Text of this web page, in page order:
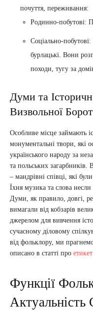
почуття, переживання:
Родинно-побутові:
Соціально-
бурлацькі. Вони
походи, тугу за
Думи та
Визвольної
Особливе місце займають
монументальні твори, які
українського народу за
та польських загарбників.
– мандрівні співці, які
Їхня музика та слова
Думи, як правило, довгі,
вимагали від кобзарів
джерелом для вивчення
сучасному діловому
від фольклору, ми
описано в статті про
Функції
Актуальність